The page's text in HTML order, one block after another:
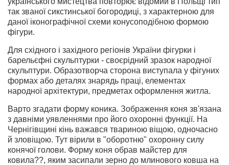
так званої сикстинської богородиці, з характерною для
даної іконографічної схеми конусоподібною формою
фігури.
Для східного і західного регіонів України фігурки і
барельєфні скульптурки - своєрідний зразок народної
скульптури. Образотворча сторона виступала у фігуних
формах або деталях знарядь праці, елементах
народної архітектури, предметах оформлення житла.
Варто згадати форму коника. Зображення коня зв'язана
з давніми уявленнями про його охоронні функції. На
Чернігівщині кінь важався твариною віщою, одночасно
й зловіщою. Тут вірили в "оборотню" охоронну силу
конячої голови. Форму коня обрав майстер для
ковила??, яким засипали зерно до млинового ковша на